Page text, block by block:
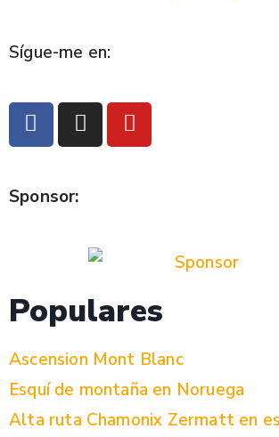
Sígue-me en:
Sponsor:
Populares
Ascension Mont Blanc
Esquí de montaña en Noruega
Alta ruta Chamonix Zermatt en